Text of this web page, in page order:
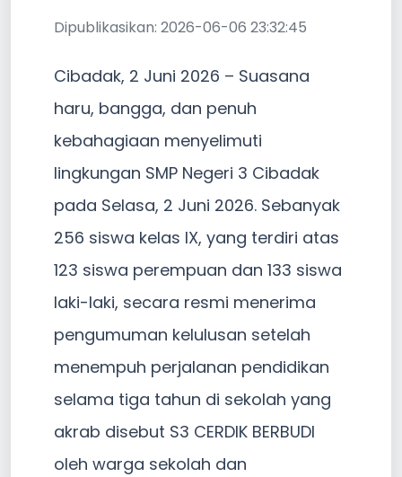
Dipublikasikan: 2026-06-06 23:32:45
Cibadak, 2 Juni 2026 – Suasana
haru, bangga, dan penuh
kebahagiaan menyelimuti
lingkungan SMP Negeri 3 Cibadak
pada Selasa, 2 Juni 2026. Sebanyak
256 siswa kelas IX, yang terdiri atas
123 siswa perempuan dan 133 siswa
laki-laki, secara resmi menerima
pengumuman kelulusan setelah
menempuh perjalanan pendidikan
selama tiga tahun di sekolah yang
akrab disebut S3 CERDIK BERBUDI
oleh warga sekolah dan